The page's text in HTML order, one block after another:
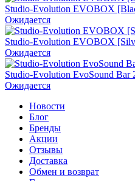
Studio-Evolution EVOBOX
Ожидается
Studio-Evolution EVOBOX
Ожидается
Studio-Evolution EvoSound Bar
Ожидается
Новости
Блог
Бренды
Акции
Отзывы
Доставка
Обмен и возврат